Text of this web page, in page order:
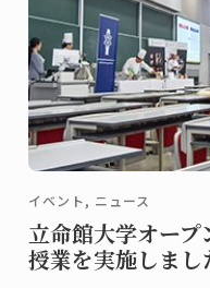
イベント, ニュース
立命館大学オー
授業を実施しまし